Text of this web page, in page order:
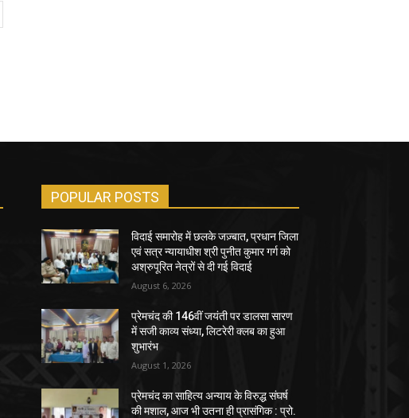
POPULAR POSTS
विदाई समारोह में छलके जज़्बात, प्रधान जिला
एवं सत्र न्यायाधीश श्री पुनीत कुमार गर्ग को
अश्रुपूरित नेत्रों से दी गई विदाई
August 6, 2026
प्रेमचंद की 146वीं जयंती पर डालसा सारण
में सजी काव्य संध्या, लिटरेरी क्लब का हुआ
शुभारंभ
August 1, 2026
प्रेमचंद का साहित्य अन्याय के विरुद्ध संघर्ष
की मशाल, आज भी उतना ही प्रासंगिक : प्रो.